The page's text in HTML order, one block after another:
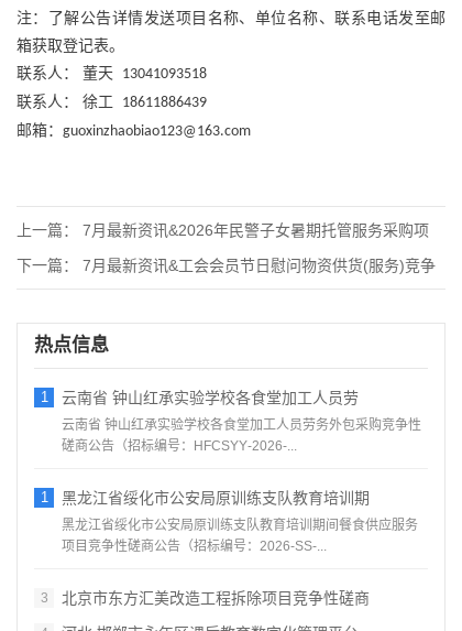
注：了解公告详情发送项目名称、单位名称、联系电话发至邮
箱获取登记表。
联系人：
董天 13041093518
联系人：
徐工
18611886439
邮箱： guoxinzhaobiao123@163.com
上一篇：
7月最新资讯&2026年民警子女暑期托管服务采购项
下一篇：
7月最新资讯&工会会员节日慰问物资供货(服务)竞争
热点信息
1 云南省 钟山红承实验学校各食堂加工人员劳
云南省 钟山红承实验学校各食堂加工人员劳务外包采购竞争性
磋商公告（招标编号：HFCSYY‑2026‑...
1 黑龙江省绥化市公安局原训练支队教育培训期
黑龙江省绥化市公安局原训练支队教育培训期间餐食供应服务
项目竞争性磋商公告（招标编号：2026‑SS‑...
3 北京市东方汇美改造工程拆除项目竞争性磋商